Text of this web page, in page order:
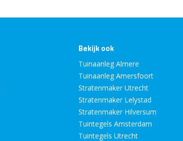
Bekijk ook
Tuinaanleg Almere
Tuinaanleg Amersfoort
Stratenmaker Utrecht
Stratenmaker Lelystad
Stratenmaker Hilversum
Tuintegels Amsterdam
Tuintegels Utrecht